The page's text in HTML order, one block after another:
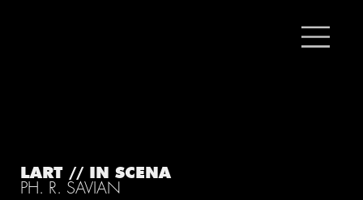
LART // IN SCENA
PH. R. SAVIAN